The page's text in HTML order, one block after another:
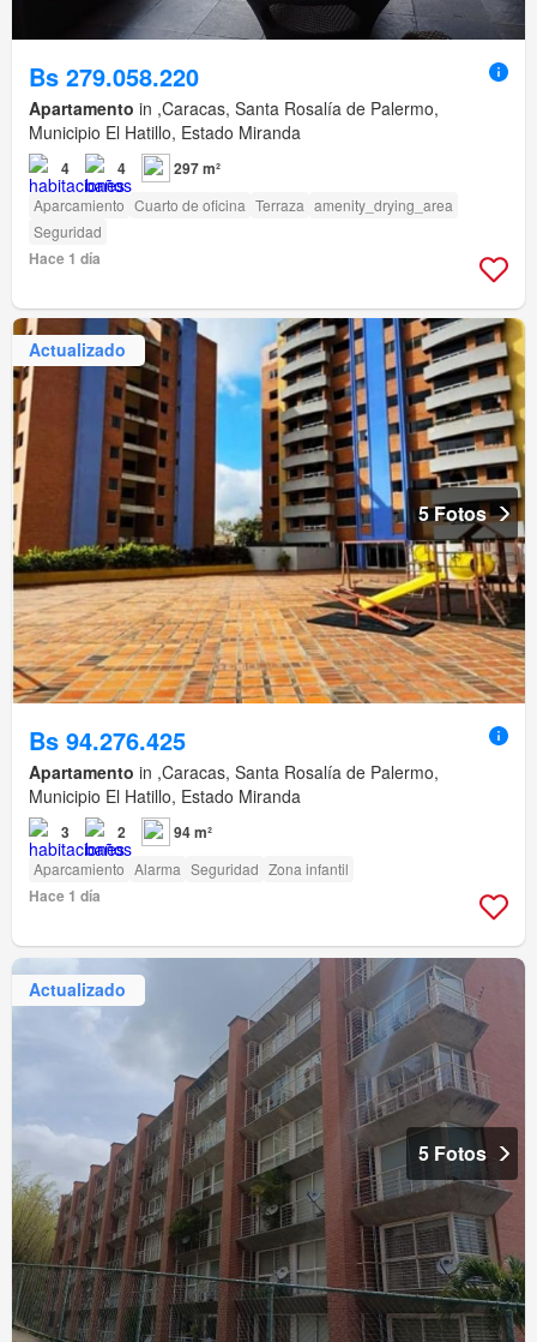
Bs 279.058.220
Apartamento in ,Caracas, Santa Rosalía de Palermo,
Municipio El Hatillo, Estado Miranda
4 4 297 m²
Aparcamiento Cuarto de oficina Terraza amenity_drying_area
Seguridad
Hace 1 día
Actualizado
5 Fotos
Bs 94.276.425
Apartamento in ,Caracas, Santa Rosalía de Palermo,
Municipio El Hatillo, Estado Miranda
3 2 94 m²
Aparcamiento Alarma Seguridad Zona infantil
Hace 1 día
Actualizado
5 Fotos